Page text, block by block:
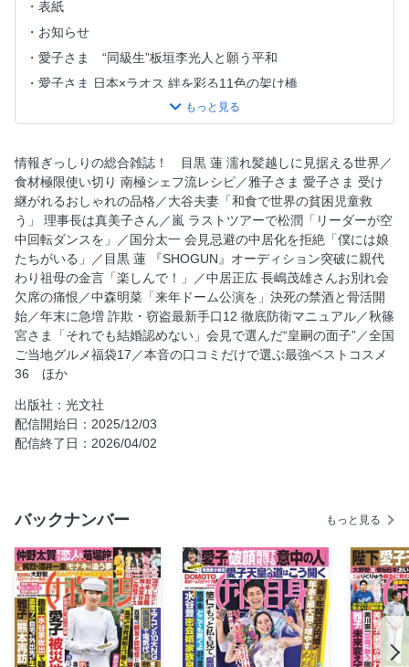
表紙
お知らせ
愛子さま “同級生”板垣李光人と願う平和
愛子さま 日本×ラオス 絆を彩る11色の架け橋
愛子さま デフリンピック 心に届け！「ありがとう」
女性自身報道写真展 天皇ご一家「戦後80年の祈り」注目ガ
イド3
目黒 蓮 濡れ髪越しに見据える世界
【AD】
食材極限使い切り！ 南極シェフ流レシピ
お知らせ（文芸図書）
雅子さま 愛子さま 受け継がれるおしゃれの品格
目次
大谷夫妻 「和食で世界の貧困児童救う」 理事長は真美子さ
ん
愛子さま 「帰国後も学びたいが止まらない！」次は防災先
進国イタリアへ
嵐 ラストツアーで松潤「リーダーが空中回転ダンスを」
金言「楽しんで！」
痛恨
趣里 家族ぐるみ交流10年「育児のお手本は松嶋菜々子さ
ん」
中森明菜 「来年ドーム公演を」決死の禁酒と骨活開始
森口博子さん 涙で明かす交流秘話「中山美穂ちゃんの言葉
情報ぎっしりの総合雑誌！ 目黒 蓮 濡れ髪越しに見据える世界／
食材極限使い切り 南極シェフ流レシピ／雅子さま 愛子さま 受け
継がれるおしゃれの品格／大谷夫妻「和食で世界の貧困児童救
う」 理事長は真美子さん／嵐 ラストツアーで松潤「リーダーが空
中回転ダンスを」／国分太一 会見忌避の中居化を拒絶「僕には娘
たちがいる」／目黒 蓮 『SHOGUN』オーディション突破に親代
わり祖母の金言「楽しんで！」／中居正広 長嶋茂雄さんお別れ会
欠席の痛恨／中森明菜「来年ドーム公演を」決死の禁酒と骨活開
始／年末に急増 詐欺・窃盗最新手口12 徹底防衛マニュアル／秋篠
宮さま「それでも結婚認めない」会見で選んだ“皇嗣の面子”／全国
ご当地グルメ福袋17／本音の口コミだけで選ぶ最強ベストコスメ
36 ほか
出版社：光文社
配信開始日：2025/12/03
配信終了日：2026/04/02
バックナンバー もっと見る